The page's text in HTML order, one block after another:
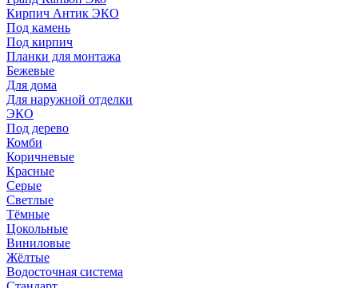
Кирпич Антик ЭКО
Под камень
Под кирпич
Планки для монтажа
Бежевые
Для дома
Для наружной отделки
ЭКO
Под дерево
Комби
Коричневые
Красные
Серые
Светлые
Тёмные
Цокольные
Виниловые
Жёлтые
Водосточная система